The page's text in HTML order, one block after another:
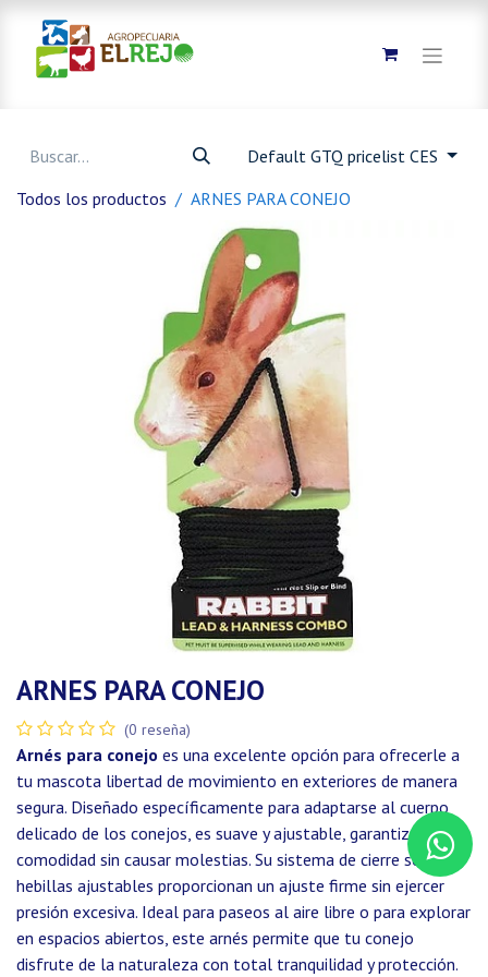
Default GTQ pricelist CES
Todos los productos
ARNES PARA CONEJO
ARNES PARA CONEJO
(0 reseña)
Arnés para conejo es una excelente opción para ofrecerle a
tu mascota libertad de movimiento en exteriores de manera
segura. Diseñado específicamente para adaptarse al cuerpo
delicado de los conejos, es suave y ajustable, garantizando
comodidad sin causar molestias. Su sistema de cierre seguro y
hebillas ajustables proporcionan un ajuste firme sin ejercer
presión excesiva. Ideal para paseos al aire libre o para explorar
en espacios abiertos, este arnés permite que tu conejo
disfrute de la naturaleza con total tranquilidad y protección.